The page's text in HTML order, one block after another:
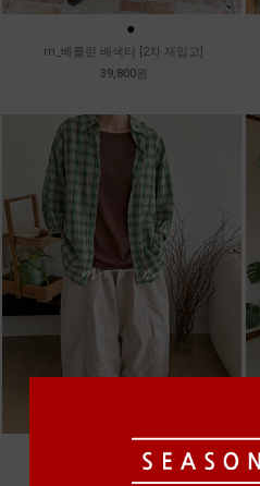
●
m_베를린 배색티 [2차 재입고]
39,800원
m_비휴 체크 박시셔츠